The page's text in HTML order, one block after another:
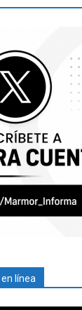
línea